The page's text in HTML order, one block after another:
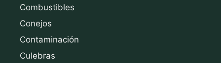
Combustibles
Conejos
Contaminación
Culebras